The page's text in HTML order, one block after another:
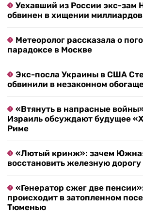
Уехавший из России экс-зам
обвинен в хищении миллиардов
Метеоролог рассказала о
парадоксе в Москве
Экс-посла Украины в США
обвинили в незаконном
«Втянуть в напрасные
Израиль обсуждают будущее
Риме
«Лютый кринж»: зачем
восстановить железную
«Генератор сжег две
происходит в затопленном
Тюменью